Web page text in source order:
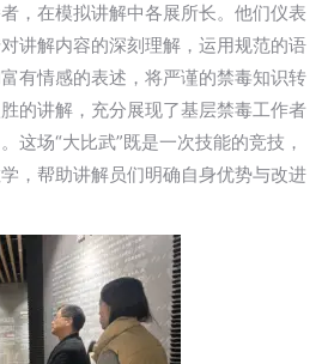
，在模拟讲解中各展所长。他们仪表
讲解内容的深刻理解，运用规范的语
有情感的表述，将严谨的禁毒知识转
的讲解，充分展现了基层禁毒工作者
这场“大比武”既是一次技能的竞技，
，帮助讲解员们明确自身优势与改进